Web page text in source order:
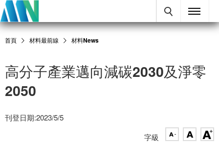
首頁 材料最前線 材料News
高分子產業邁向減碳2030及淨零
2050
刊登日期:2023/5/5
字級